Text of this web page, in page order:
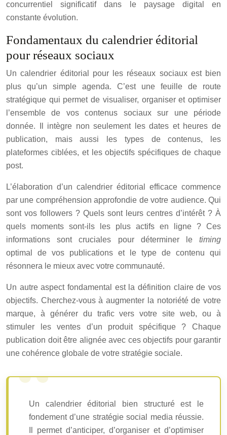
concurrentiel significatif dans le paysage digital en
constante évolution.
Fondamentaux du calendrier éditorial
pour réseaux sociaux
Un calendrier éditorial pour les réseaux sociaux est bien
plus qu’un simple agenda. C’est une feuille de route
stratégique qui permet de visualiser, organiser et optimiser
l’ensemble de vos contenus sociaux sur une période
donnée. Il intègre non seulement les dates et heures de
publication, mais aussi les types de contenus, les
plateformes ciblées, et les objectifs spécifiques de chaque
post.
L’élaboration d’un calendrier éditorial efficace commence
par une compréhension approfondie de votre audience. Qui
sont vos followers ? Quels sont leurs centres d’intérêt ? À
quels moments sont-ils les plus actifs en ligne ? Ces
informations sont cruciales pour déterminer le timing
optimal de vos publications et le type de contenu qui
résonnera le mieux avec votre communauté.
Un autre aspect fondamental est la définition claire de vos
objectifs. Cherchez-vous à augmenter la notoriété de votre
marque, à générer du trafic vers votre site web, ou à
stimuler les ventes d’un produit spécifique ? Chaque
publication doit être alignée avec ces objectifs pour garantir
une cohérence globale de votre stratégie sociale.
Un calendrier éditorial bien structuré est le
fondement d’une stratégie social media réussie.
Il permet d’anticiper, d’organiser et d’optimiser